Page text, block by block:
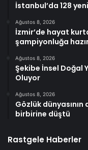
İstanbul’da 128
Ağustos 8, 2026
İzmir’de hayat
şampiyonluğa
Ağustos 8, 2026
Şekibe İnsel Doğal
Oluyor
Ağustos 8, 2026
Gözlük
birbirine düştü
Rastgele Haberler